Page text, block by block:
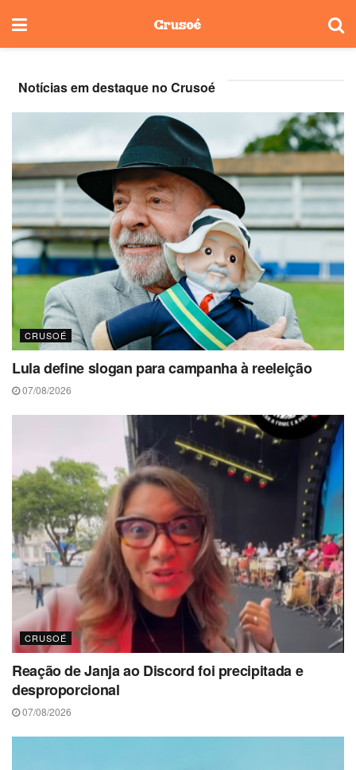
Notícias em destaque no Crusoé
CRUSOÉ
Lula define slogan para campanha à reeleição
07/08/2026
CRUSOÉ
Reação de Janja ao Discord foi precipitada e
desproporcional
07/08/2026